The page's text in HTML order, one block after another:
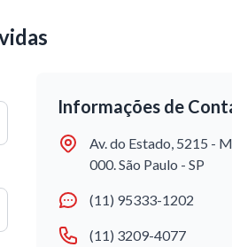
Informações de
Av. do Estado, 5215 -
000. São Paulo - SP
(11) 95333-1202
(11) 3209-4077